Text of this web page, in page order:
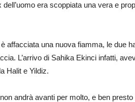
era scoppiata una vera e
affacciata una nuova fiamma, le due
L’arrivo di Sahika Ekinci infatti,
Halit e Yildiz.
andrà avanti per molto, e ben